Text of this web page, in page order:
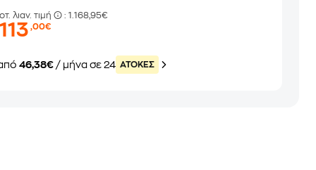
λιαν. τιμή : 1.168,95€
,00€
46,38€ / μήνα σε 24 ATOKEΣ